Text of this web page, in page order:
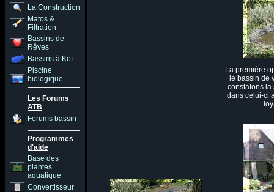
La Construction
Matos &
Filtration
Bassins de
Rêves
Bassins à Koï
Piscine
biologique
Les Forums
ATB
Forums bassin
Programmes
d'aide
Base des
plantes
aquatique
Convertisseur
La première
le bassin de
constatons la
dans celui-ci